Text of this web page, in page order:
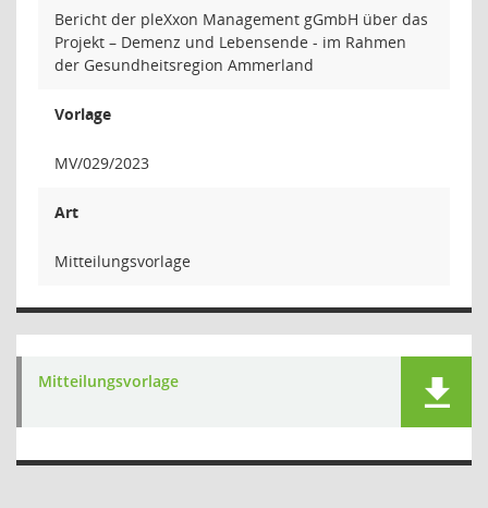
Bericht der pleXxon Management gGmbH über das
Projekt – Demenz und Lebensende - im Rahmen
der Gesundheitsregion Ammerland
Vorlage
MV/029/2023
Art
Mitteilungsvorlage
Mitteilungsvorlage